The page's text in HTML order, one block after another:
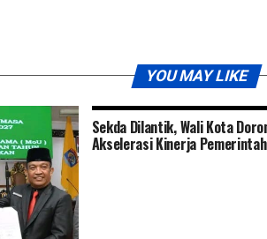
YOU MAY LIKE
Sekda Dilantik, Wali Kota
Akselerasi Kinerja